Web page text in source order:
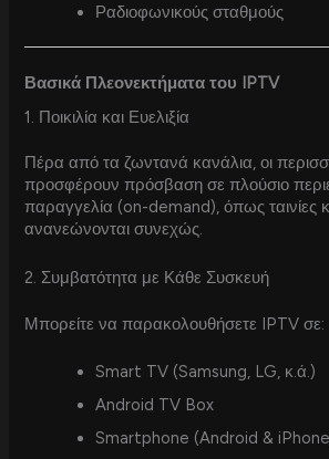
Ραδιοφωνικούς σταθμούς
Βασικά Πλεονεκτήματα του IPTV
1. Ποικιλία και Ευελιξία
Πέρα από τα ζωντανά κανάλια, οι
προσφέρουν πρόσβαση σε πλούσιο
παραγγελία (on-demand), όπως ταινίες
ανανεώνονται συνεχώς.
2. Συμβατότητα με Κάθε Συσκευή
Μπορείτε να παρακολουθήσετε IPTV σε:
Smart TV (Samsung, LG, κ.ά.)
Android TV Box
Smartphone (Android &